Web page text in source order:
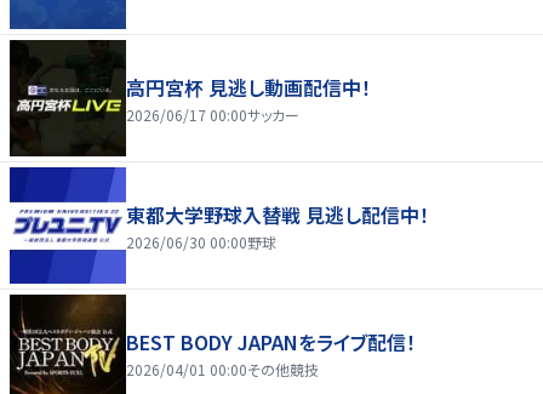
高円宮杯 見逃し動画配信中！
2026/06/17 00:00サッカー
東都大学野球入替戦 見逃し配信中！
2026/06/30 00:00野球
BEST BODY JAPANをライブ配信！
2026/04/01 00:00その他競技